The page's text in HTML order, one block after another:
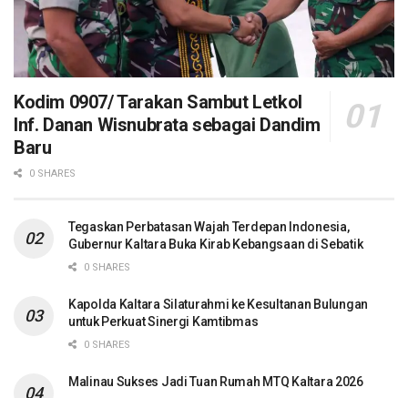
Kodim 0907/ Tarakan Sambut Letkol
Inf. Danan Wisnubrata sebagai Dandim
Baru
0 SHARES
Tegaskan Perbatasan Wajah Terdepan Indonesia,
Gubernur Kaltara Buka Kirab Kebangsaan di Sebatik
0 SHARES
Kapolda Kaltara Silaturahmi ke Kesultanan Bulungan
untuk Perkuat Sinergi Kamtibmas
0 SHARES
Malinau Sukses Jadi Tuan Rumah MTQ Kaltara 2026